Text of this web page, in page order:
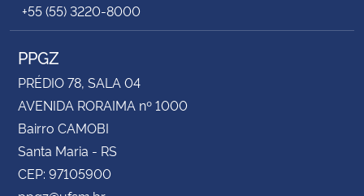
+55 (55) 3220-8000
PPGZ
PRÉDIO 78, SALA 04
AVENIDA RORAIMA nº 1000
Bairro CAMOBI
Santa Maria - RS
CEP: 97105900